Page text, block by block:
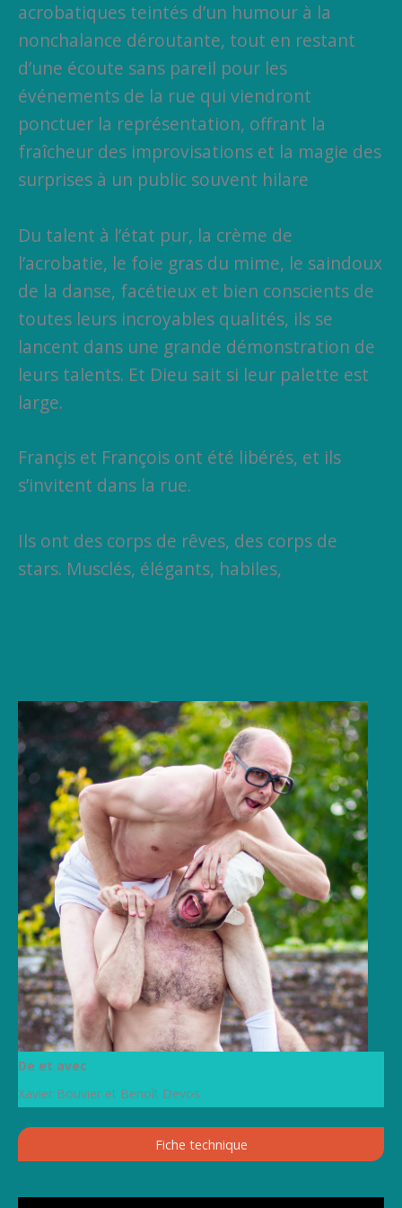
acrobatiques teintés d’un humour à la
nonchalance déroutante, tout en restant
d’une écoute sans pareil pour les
événements de la rue qui viendront
ponctuer la représentation, offrant la
fraîcheur des improvisations et la magie des
surprises à un public souvent hilare
Du talent à l’état pur, la crème de
l’acrobatie, le foie gras du mime, le saindoux
de la danse, facétieux et bien conscients de
toutes leurs incroyables qualités, ils se
lancent dans une grande démonstration de
leurs talents. Et Dieu sait si leur palette est
large.
Françis et François ont été libérés, et ils
s’invitent dans la rue.
Ils ont des corps de rêves, des corps de
stars. Musclés, élégants, habiles,
De et avec
Xavier Bouvier et Benoît Devos
Fiche technique